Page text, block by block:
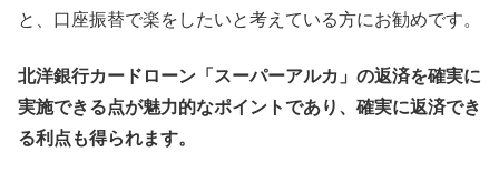
と、口座振替で楽をしたいと考えている方にお勧めです。
北洋銀行カードローン「スーパーアルカ」の返済を確実に
実施できる点が魅力的なポイントであり、確実に返済でき
る利点も得られます。